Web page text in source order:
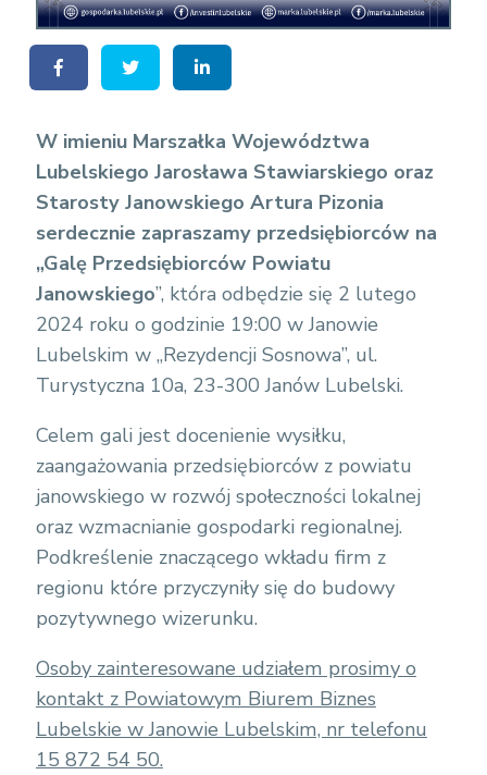
W imieniu Marszałka Województwa
Lubelskiego Jarosława Stawiarskiego oraz
Starosty Janowskiego Artura Pizonia
serdecznie zapraszamy przedsiębiorców na
„Galę Przedsiębiorców Powiatu
Janowskiego”, która odbędzie się 2 lutego
2024 roku o godzinie 19:00 w Janowie
Lubelskim w „Rezydencji Sosnowa”, ul.
Turystyczna 10a, 23-300 Janów Lubelski.
Celem gali jest docenienie wysiłku,
zaangażowania przedsiębiorców z powiatu
janowskiego w rozwój społeczności lokalnej
oraz wzmacnianie gospodarki regionalnej.
Podkreślenie znaczącego wkładu firm z
regionu które przyczyniły się do budowy
pozytywnego wizerunku.
Osoby zainteresowane udziałem prosimy o
kontakt z Powiatowym Biurem Biznes
Lubelskie w Janowie Lubelskim, nr telefonu
15 872 54 50.